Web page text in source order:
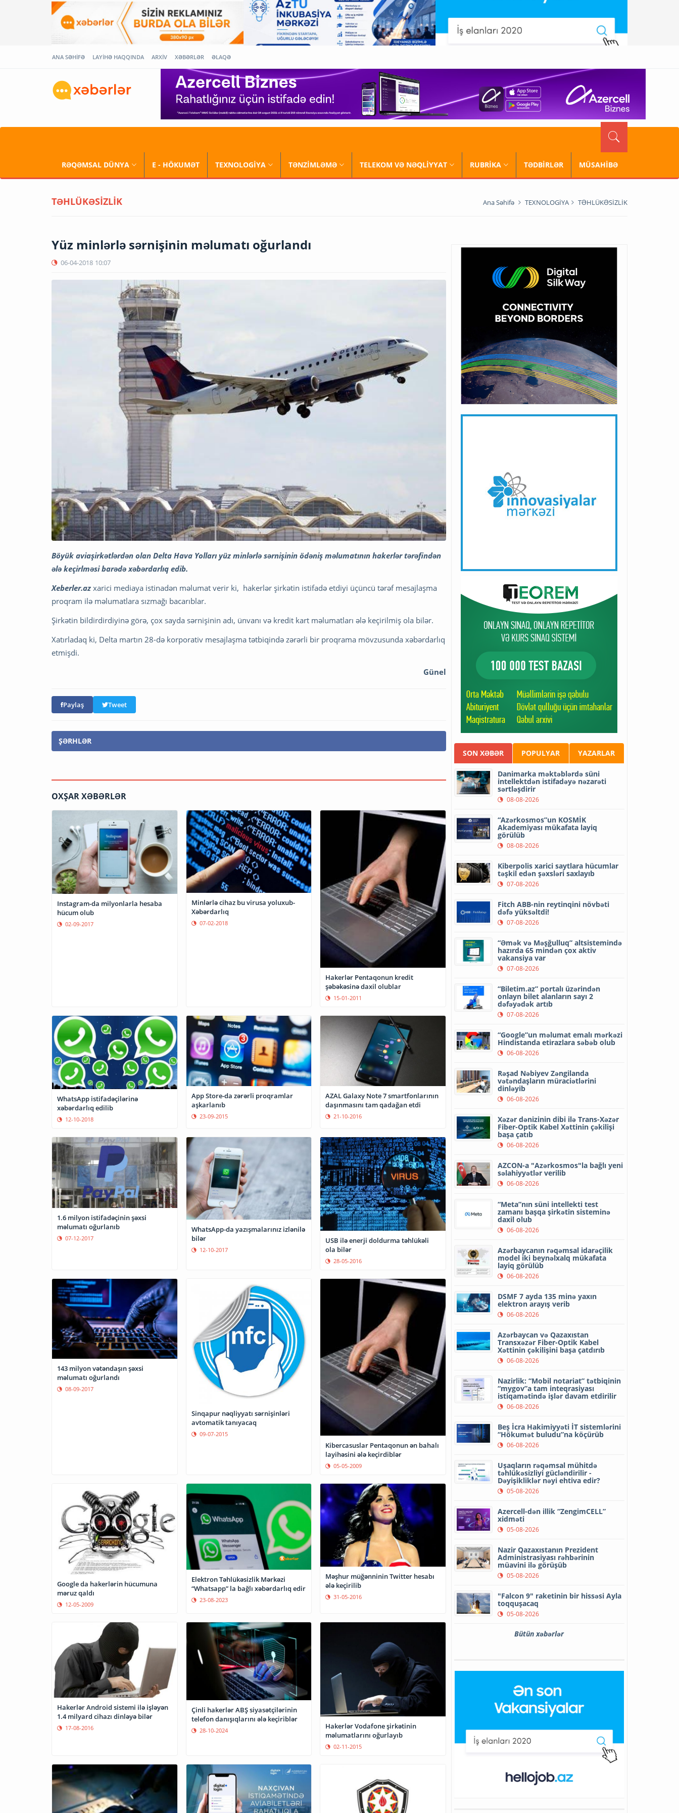
ANA SƏHİFƏ LAYİHƏ HAQQINDA ARXİV XƏBƏRLƏR ƏLAQƏ
RƏQƏMSAL DÜNYA E - HÖKUMƏT TEXNOLOGİYA TƏNZİMLƏMƏ TELEKOM VƏ NƏQLİYYAT RUBRİKA TƏDBİRLƏR MÜSAHİBƏ
TƏHLÜKƏSİZLİK Ana Səhifə TEXNOLOGİYA TƏHLÜKƏSİZLİK
Yüz minlərlə sərnişinin məlumatı oğurlandı
06-04-2018 10:07
Böyük aviaşirkətlərdən olan Delta Hava Yolları yüz minlərlə sərnişinin ödəniş məlumatının hakerlər tərəfindən
ələ keçirlməsi barədə xəbərdarlıq edib.
Xeberler.az xarici mediaya istinadən məlumat verir ki, hakerlər şirkətin istifadə etdiyi üçüncü tərəf mesajlaşma
proqram ilə məlumatlara sızmağı bacarıblar.
Şirkətin bildirdirdiyinə görə, çox sayda sərnişinin adı, ünvanı və kredit kart məlumatları ələ keçirilmiş ola bilər.
Xatırladaq ki, Delta martın 28-də korporativ mesajlaşma tətbiqində zərərli bir proqrama mövzusunda xəbərdarlıq
etmişdi.
Günel
Paylaş Tweet
ŞƏRHLƏR
OXŞAR XƏBƏRLƏR
Instagram-da milyonlarla hesaba
hücum olub
02-09-2017
Minlərlə cihaz bu virusa yoluxub-
Xəbərdarlıq
07-02-2018
Hakerlər Pentaqonun kredit
şəbəkəsinə daxil olublar
15-01-2011
WhatsApp istifadəçilərinə
xəbərdarlıq edilib
12-10-2018
App Store-da zərərli proqramlar
aşkarlanıb
23-09-2015
AZAL Galaxy Note 7 smartfonlarının
daşınmasını tam qadağan etdi
21-10-2016
1.6 milyon istifadəçinin şəxsi
məlumatı oğurlanıb
07-12-2017
WhatsApp-da yazışmalarınız izlənilə
bilər
12-10-2017
USB ilə enerji doldurma təhlükəli
ola bilər
28-05-2016
143 milyon vətəndaşın şəxsi
məlumatı oğurlandı
08-09-2017
Sinqapur nəqliyyatı sərnişinləri
avtomatik tanıyacaq
09-07-2015
Kibercasuslar Pentaqonun ən bahalı
layihəsini ələ keçirdiblər
05-05-2009
Google da hakerlərin hücumuna
məruz qaldı
12-05-2009
Elektron Təhlükəsizlik Mərkəzi
“Whatsapp” la bağlı xəbərdarlıq edir
23-08-2023
Məşhur müğənninin Twitter hesabı
ələ keçirilib
31-05-2016
Hakerlər Android sistemi ilə işləyən
1.4 milyard cihazı dinləyə bilər
17-08-2016
Çinli hakerlər ABŞ siyasətçilərinin
telefon danışıqlarını ələ keçiriblər
28-10-2024
Hakerlər Vodafone şirkətinin
məlumatlarını oğurlayıb
02-11-2015
SON XƏBƏR POPULYAR YAZARLAR
Danimarka məktəblərdə süni
intellektdən istifadəyə nəzarəti
sərtləşdirir
08-08-2026
“Azərkosmos”un KOSMİK
Akademiyası mükafata layiq
görülüb
08-08-2026
Kiberpolis xarici saytlara hücumlar
təşkil edən şəxsləri saxlayıb
07-08-2026
Fitch ABB-nin reytinqini növbəti
dəfə yüksəltdi!
07-08-2026
“Əmək və Məşğulluq” altsistemində
hazırda 65 mindən çox aktiv
vakansiya var
07-08-2026
“Biletim.az” portalı üzərindən
onlayn bilet alanların sayı 2
dəfəyədək artıb
07-08-2026
“Google”un məlumat emalı mərkəzi
Hindistanda etirazlara səbəb olub
06-08-2026
Rəşad Nəbiyev Zəngilanda
vətəndaşların müraciətlərini
dinləyib
06-08-2026
Xəzər dənizinin dibi ilə Trans-Xəzər
Fiber-Optik Kabel Xəttinin çəkilişi
başa çatıb
06-08-2026
AZCON-a "Azərkosmos"la bağlı yeni
səlahiyyətlər verilib
06-08-2026
“Meta”nın süni intellekti test
zamanı başqa şirkətin sisteminə
daxil olub
06-08-2026
Azərbaycanın rəqəmsal idarəçilik
model iki beynəlxalq mükafata
layiq görülüb
06-08-2026
DSMF 7 ayda 135 minə yaxın
elektron arayış verib
06-08-2026
Azərbaycan və Qazaxıstan
Transxəzər Fiber-Optik Kabel
Xəttinin çəkilişini başa çatdırıb
06-08-2026
Nazirlik: “Mobil notariat” tətbiqinin
“mygov”a tam inteqrasiyası
istiqamətində işlər davam etdirilir
06-08-2026
Beş İcra Hakimiyyəti İT sistemlərini
“Hökumət buludu”na köçürüb
06-08-2026
Uşaqların rəqəmsal mühitdə
təhlükəsizliyi gücləndirilir -
Dəyişikliklər nəyi ehtiva edir?
05-08-2026
Azercell-dən illik “ZengimCELL”
xidməti
05-08-2026
Nazir Qazaxıstanın Prezident
Administrasiyası rəhbərinin
müavini ilə görüşüb
05-08-2026
"Falcon 9" raketinin bir hissəsi Ayla
toqquşacaq
05-08-2026
Bütün xəbərlər